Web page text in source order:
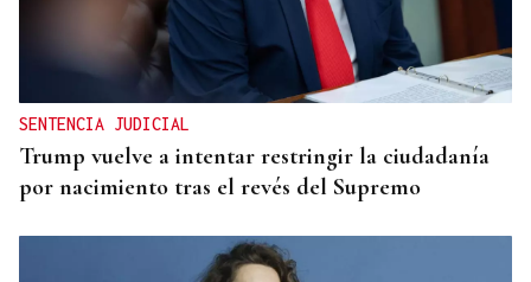
Black Friday 2025: el (ya no tan) secreto mejor
guardado del armario de las que más saben
SENTENCIA JUDICIAL
Trump vuelve a intentar restringir la ciudadanía
por nacimiento tras el revés del Supremo